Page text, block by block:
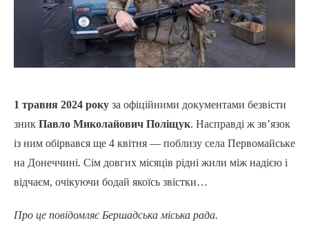
1 травня 2024 року за офіційними документами безвісти
зник Павло Миколайович Поліщук. Насправді ж зв’язок
із ним обірвався ще 4 квітня — поблизу села Первомайське
на Донеччині. Сім довгих місяців рідні жили між надією і
відчаєм, очікуючи бодай якоїсь звістки…
Про це повідомляє Бершадська міська рада.